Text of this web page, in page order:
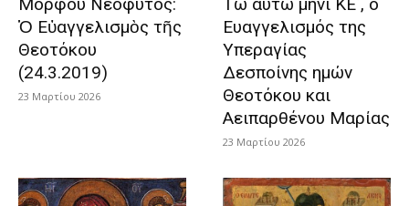
Ὁ Εὐαγγελισμὸς τῆς
Θεοτόκου
(24.3.2019)
23 Μαρτίου 2026
Eυαγγελισμός της
Yπεραγίας
Δεσποίνης ημών
Θεοτόκου και
Aειπαρθένου Mαρίας
23 Μαρτίου 2026